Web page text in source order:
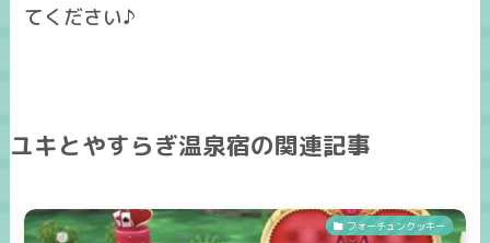
てください♪
ユキとやすらぎ温泉宿の関連記事
フォーチュンクッキー